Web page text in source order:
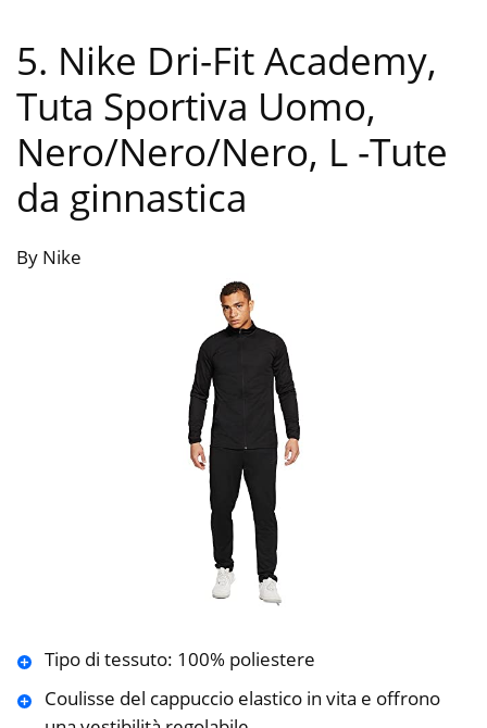
5. Nike Dri-Fit Academy,
Tuta Sportiva Uomo,
Nero/Nero/Nero, L -Tute
da ginnastica
By Nike
Tipo di tessuto: 100% poliestere
Coulisse del cappuccio elastico in vita e offrono